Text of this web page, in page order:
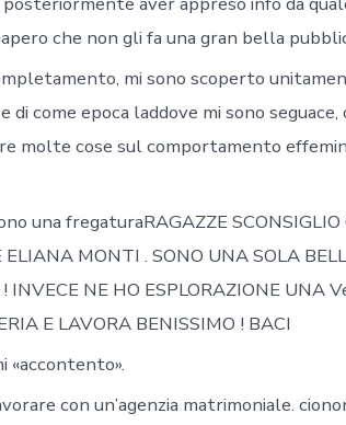
che non gli fa una gran bella
mi sono scoperto
di come epoca laddove mi sono
molte cose sul comportamento
una fregaturaRAGAZZE
ELIANA MONTI . SONO UNA SOLA
INVECE NE HO ESPLORAZIONE UNA
E LAVORA BENISSIMO ! BACI
«accontento».
con un’agenzia matrimoniale.